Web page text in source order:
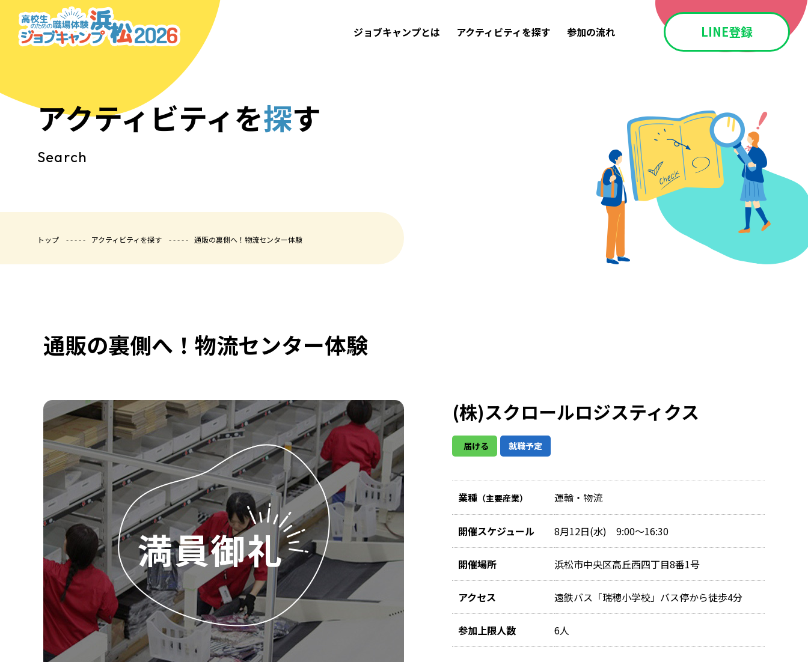
ジョブキャンプとは アクティビティを探す 参加の流れ LINE登録
アクティビティを探す
Search
トップ アクティビティを探す 通販の裏側へ！物流センター体験
通販の裏側へ！物流センター体験
(株)スクロールロジスティクス
届ける 就職予定
業種（主要産業） 運輸・物流
開催スケジュール 8月12日(水) 9:00～16:30
開催場所 浜松市中央区高丘西四丁目8番1号
アクセス 遠鉄バス「瑞穂小学校」バス停から徒歩4分
参加上限人数 6人